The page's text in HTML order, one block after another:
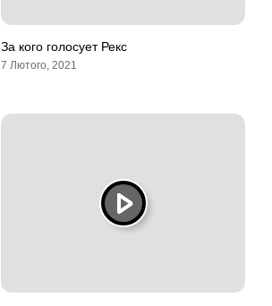
За кого голосует Рекс
7 Лютого, 2021